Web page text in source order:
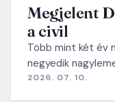
Megjelent
a civil
Több mint két év
negyedik
2026. 07. 10.